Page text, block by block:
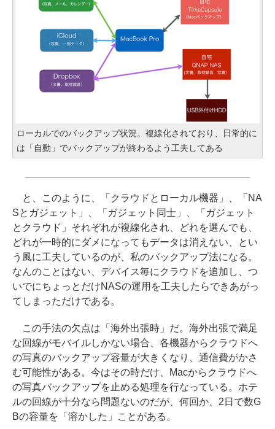
ローカルでのバックアップ状況。複線化されており、日常的に
は「自動」でバックアップが終わるよう工夫してある
と、このように、「クラウドとローカル機器」、「NA
Sとガジェット」、「ガジェット同士」、「ガジェット
とクラウド」それぞれが複線化され、どれを選んでも、
どれが一時的にダメになってもデータは消えない、とい
う風に工夫しているのが、私のバックアップ法になる。
なんのことはない、デバイス毎にクラウドを追加し、つ
いでにちょっとだけNASの運用を工夫したらできあがっ
てしまっただけである。
この手法の欠点は「海外出張時」だ。海外出張で満足
な回線がモバイルしかない場合、各機器からクラウドへ
の写真のバックアップ容量が大きくなり、通信費がかさ
む可能性がある。今はその時だけ、Macからクラウドへ
の写真バックアップを止める処理を行なっている。ホテ
ルの回線が十分なら問題ないのだが、何回か、2日で数G
Bの容量を「溶かした」ことがある。